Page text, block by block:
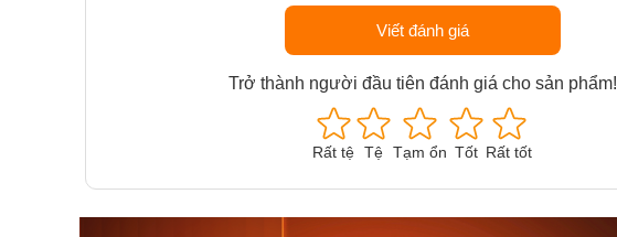
Viết đánh giá
Trở thành người đầu tiên đánh giá cho sản phẩm!
Rất tệ Tệ Tạm ổn Tốt Rất tốt